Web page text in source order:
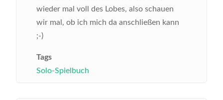
wieder mal voll des Lobes, also schauen
wir mal, ob ich mich da anschließen kann
;-)
Tags
Solo-Spielbuch